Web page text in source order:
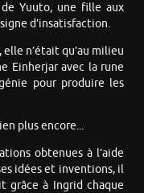
Yuuto, une fille aux
d’insatisfaction.
n’était qu’au milieu
Einherjar avec la rune
pour produire les
plus encore...
obtenues à l’aide
idées et inventions, il
grâce à Ingrid chaque